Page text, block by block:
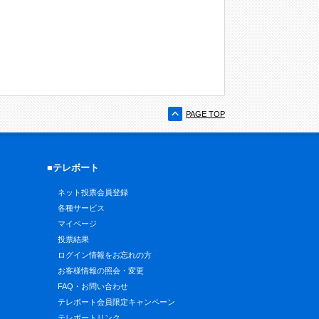
PAGE TOP
■テレボート
ネット投票会員登録
各種サービス
マイページ
投票結果
ログイン情報をお忘れの方
お客様情報の照会・変更
FAQ・お問い合わせ
テレボート会員限定キャンペーン